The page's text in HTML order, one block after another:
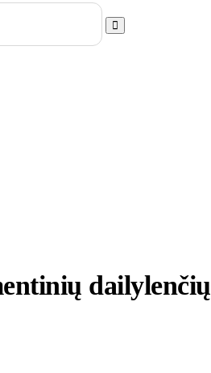
dailylenčių